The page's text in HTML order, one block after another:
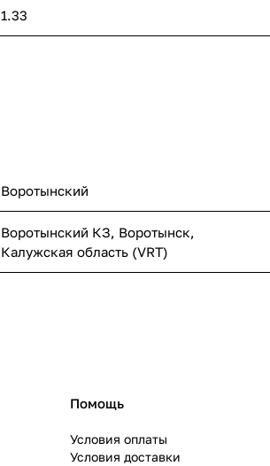
1.33
Воротынский
Воротынский КЗ, Воротынск,
Калужская область (VRT)
Помощь
Условия оплаты
Условия доставки